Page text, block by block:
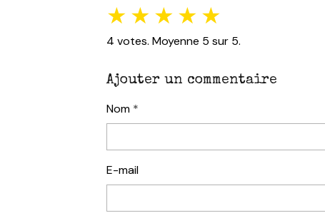
★★★★★
4 votes. Moyenne 5 sur 5.
Ajouter un commentaire
Nom
E-mail